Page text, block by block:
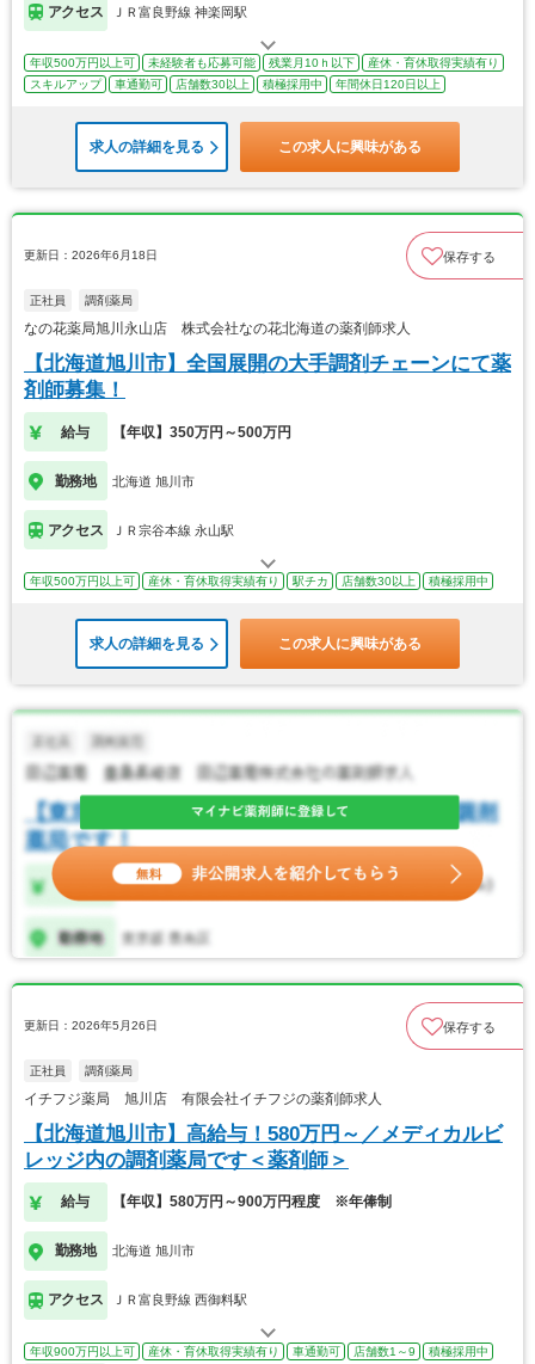
アクセス ＪＲ富良野線 神楽岡駅
年収500万円以上可 未経験者も応募可能 残業月10ｈ以下
産休・育休取得実績有り
スキルアップ
車通勤可 店舗数30以上 積極採用中 年間休日120日以上
求人の詳細を見る この求人に興味がある
更新日：2026年6月18日 保存する
正社員 調剤薬局
なの花薬局旭川永山店 株式会社なの花北海道の薬剤師求人
【北海道旭川市】全国展開の大手調剤チェーンにて薬
剤師募集！
給与 【年収】350万円～500万円
勤務地 北海道 旭川市
アクセス ＪＲ宗谷本線 永山駅
年収500万円以上可 産休・育休取得実績有り 駅チカ 店舗数30以上 積極採用中
求人の詳細を見る この求人に興味がある
更新日：2026年5月26日 保存する
正社員 調剤薬局
イチフジ薬局 旭川店 有限会社イチフジの薬剤師求人
【北海道旭川市】高給与！580万円～／メディカルビ
レッジ内の調剤薬局です＜薬剤師＞
給与 【年収】580万円～900万円程度 ※年俸制
勤務地 北海道 旭川市
アクセス ＪＲ富良野線 西御料駅
年収900万円以上可 産休・育休取得実績有り 車通勤可 店舗数1～9
積極採用中